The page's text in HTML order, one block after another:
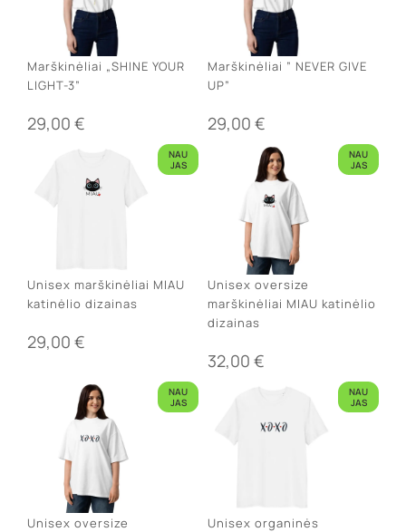
Marškinėliai „SHINE YOUR
LIGHT-3”
29,00 €
Marškinėliai ” NEVER GIVE
UP”
29,00 €
NAU
JAS
Unisex marškinėliai MIAU
katinėlio dizainas
29,00 €
NAU
JAS
Unisex oversize
marškinėliai MIAU katinėlio
dizainas
32,00 €
NAU
JAS
Unisex oversize
NAU
JAS
Unisex organinės